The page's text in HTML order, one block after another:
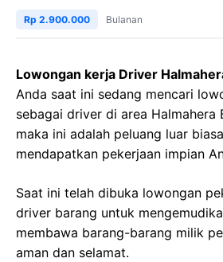
Rp 2.900.000 Bulanan
Lowongan kerja Driver
Anda saat ini sedang mencari
sebagai driver di area Halmahera
maka ini adalah peluang luar
mendapatkan pekerjaan impian
Saat ini telah dibuka lowongan
driver barang untuk
membawa barang-barang milik
aman dan selamat.